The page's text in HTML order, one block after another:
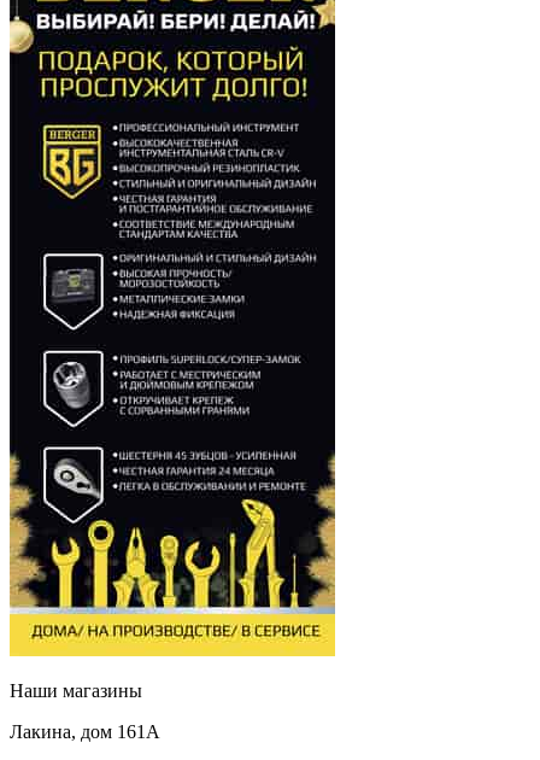
Наши магазины
Лакина, дом 161А